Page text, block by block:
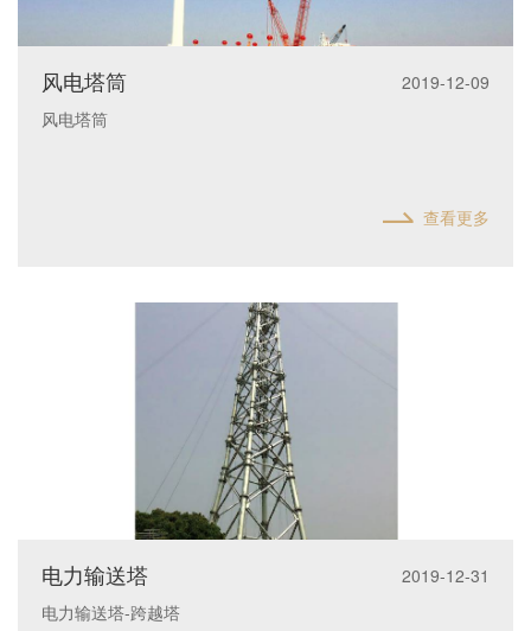
风电塔筒
2019-12-09
风电塔筒
查看更多
电力输送塔
2019-12-31
电力输送塔-跨越塔